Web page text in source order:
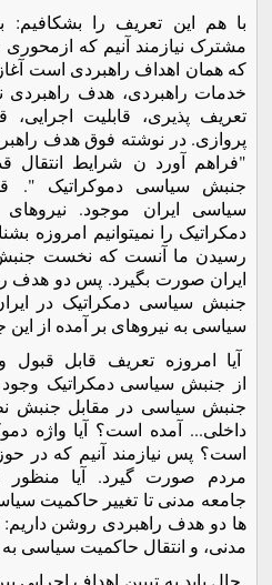
با هم این تعریف را
مشترک نیازمند آنیم که
که همان اهداف راهبردی است
خدمات راهبردی، هدف راهبردی
تعریف پذیری، قابلیت اجرایی،
پروازی. در نوشته فوق هدف
"فراهم آورد ن شرایط انتقال
جنبش سیاسی دموکراتیک ".
سیاسی ایران موجود.
دمکراتیک را نمیتوانیم
رسیدن ما آنست که نخست
ایران صورت بگیرد. پس دو هدف
جنبش سیاسی دمکراتیک در
سیاسی به نیروهای بر آمده از
آیا امروزه تعریف قابل
از جنبش سیاسی دمکراتیک وجود
جنبش سیاسی در مقابل جنبش
داخلی... آمده است؟ آیا واژه
است؟ پس نیازمند آنیم که در
مردم صورت گیرد. آیا
جامعه مدنی تا تغییر حاکمیت
ها دو هدف راهبردی روشن
مدنی، و انتقال حاکمیت سیاسی
حال باید به تبیین اهداف اجرایی